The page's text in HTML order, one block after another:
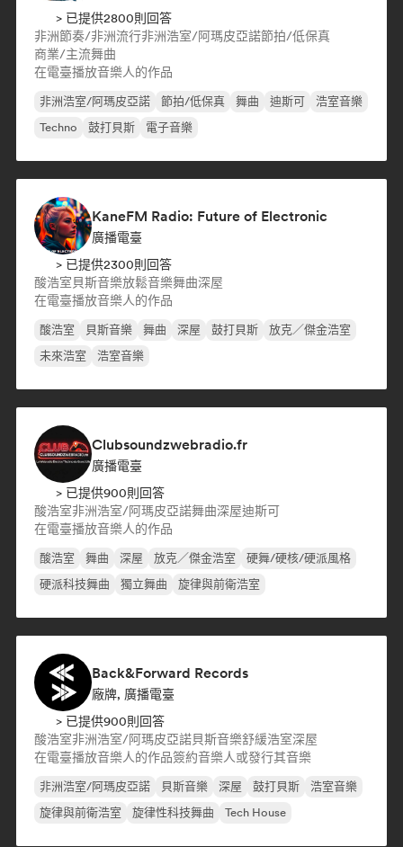
> 已提供2800則回答
非洲節奏/非洲流行非洲浩室/阿瑪皮亞諾節拍/低保真
商業/主流舞曲
在電臺播放音樂人的作品
非洲浩室/阿瑪皮亞諾 節拍/低保真 舞曲 迪斯可
浩室音樂
Techno
鼓打貝斯 電子音樂
KaneFM Radio: Future of Electronic
廣播電臺
> 已提供2300則回答
酸浩室貝斯音樂放鬆音樂舞曲深屋
在電臺播放音樂人的作品
酸浩室 貝斯音樂 舞曲 深屋 鼓打貝斯
放克／傑金浩室
未來浩室
浩室音樂
Clubsoundzwebradio.fr
廣播電臺
> 已提供900則回答
酸浩室非洲浩室/阿瑪皮亞諾舞曲深屋迪斯可
在電臺播放音樂人的作品
酸浩室 舞曲 深屋 放克／傑金浩室
硬舞/硬核/硬派風格
硬派科技舞曲
獨立舞曲 旋律與前衛浩室
Back&Forward Records
廠牌, 廣播電臺
> 已提供900則回答
酸浩室非洲浩室/阿瑪皮亞諾貝斯音樂舒緩浩室深屋
在電臺播放音樂人的作品簽約音樂人或發行其音樂
非洲浩室/阿瑪皮亞諾 貝斯音樂 深屋 鼓打貝斯
浩室音樂
旋律與前衛浩室
旋律性科技舞曲 Tech House